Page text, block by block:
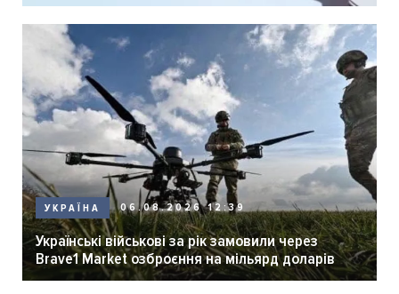
УКРАЇНА 06.08.2026 12:39
Українські військові за рік замовили через
Brave1 Market озброєння на мільярд доларів